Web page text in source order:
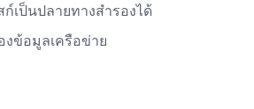
เป็นปลายทางสำรองได้
ข้อมูลเครือข่าย